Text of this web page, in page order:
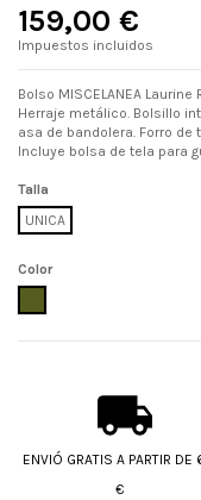
159,00 €
Impuestos incluidos
Bolso MISCELANEA
Herraje metálico. Bolsillo
asa de bandolera. Forro
Incluye bolsa de tela para
Talla
UNICA
Color
ENVIÓ GRATIS A PARTIR DE
€